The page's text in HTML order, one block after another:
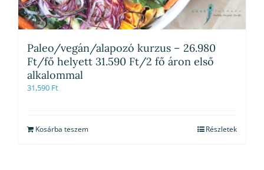
Paleo/vegán/alapozó kurzus – 26.980
Ft/fő helyett 31.590 Ft/2 fő áron első
alkalommal
31,590 Ft
Kosárba teszem Részletek